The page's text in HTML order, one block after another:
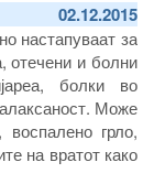
02.12.2015
настапуваат за
отечени и болни
болки во
Може
грло,
на вратот како